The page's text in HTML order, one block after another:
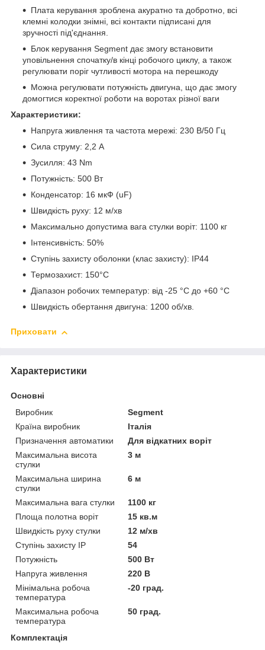
Плата керування зроблена акуратно та добротно, всі
клемні колодки знімні, всі контакти підписані для
зручності під'єднання.
Блок керування Segment дає змогу встановити
уповільнення спочатку/в кінці робочого циклу, а також
регулювати поріг чутливості мотора на перешкоду
Можна регулювати потужність двигуна, що дає змогу
домогтися коректної роботи на воротах різної ваги
Характеристики:
Напруга живлення та частота мережі: 230 В/50 Гц
Сила струму: 2,2 А
Зусилля: 43 Nm
Потужність: 500 Вт
Конденсатор: 16 мкФ (uF)
Швидкість руху: 12 м/хв
Максимально допустима вага стулки воріт: 1100 кг
Інтенсивність: 50%
Ступінь захисту оболонки (клас захисту): IP44
Термозахист: 150°С
Діапазон робочих температур: від -25 °C до +60 °C
Швидкість обертання двигуна: 1200 об/хв.
Приховати
Характеристики
Основні
Виробник
Segment
Країна виробник
Італія
Призначення автоматики
Для відкатних воріт
Максимальна висота
стулки
3 м
Максимальна ширина
стулки
6 м
Максимальна вага стулки
1100 кг
Площа полотна воріт
15 кв.м
Швидкість руху стулки
12 м/хв
Ступінь захисту IP
54
Потужність
500 Вт
Напруга живлення
220 В
Мінімальна робоча
температура
-20 град.
Максимальна робоча
температура
50 град.
Комплектація